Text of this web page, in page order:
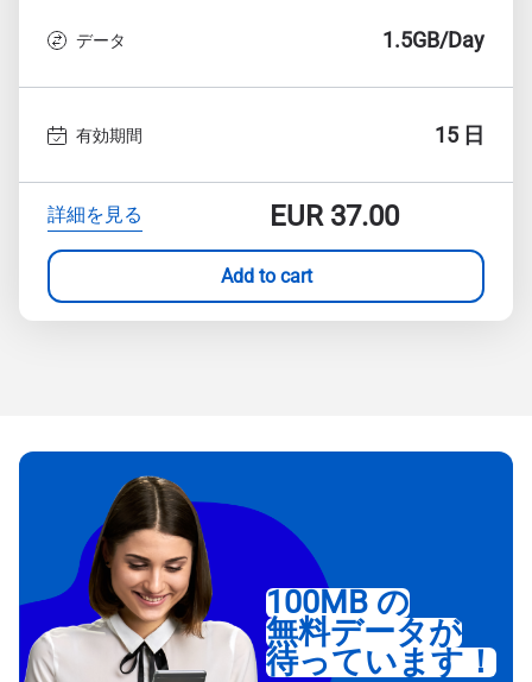
データ 1.5GB/Day
有効期間 15 日
詳細を見る EUR37.00
Add to cart
100MB の
無料データが
待っています！